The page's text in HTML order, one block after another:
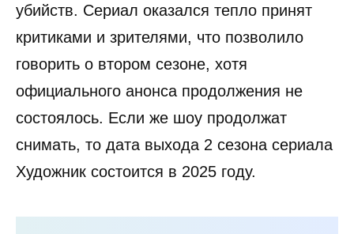
убийств. Сериал оказался тепло принят
критиками и зрителями, что позволило
говорить о втором сезоне, хотя
официального анонса продолжения не
состоялось. Если же шоу продолжат
снимать, то дата выхода 2 сезона сериала
Художник состоится в 2025 году.